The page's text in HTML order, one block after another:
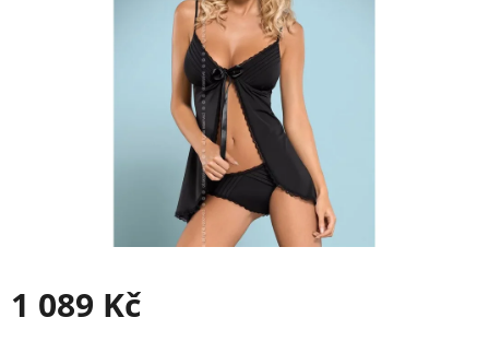
1 089 Kč